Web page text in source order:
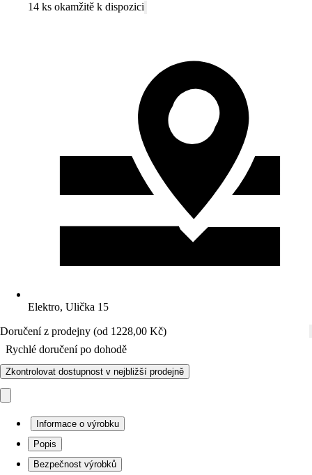
14 ks okamžitě k dispozici
Elektro, Ulička 15
Doručení z prodejny (od 1228,00 Kč)
Rychlé doručení po dohodě
Zkontrolovat dostupnost v nejbližší prodejně
Informace o výrobku
Popis
Bezpečnost výrobků